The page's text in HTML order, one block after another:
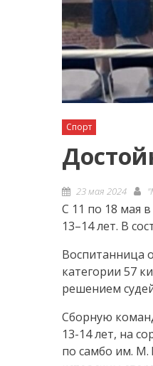
Спорт
Posted
on
23 мая 2024
С 11 по 18 мая
13–14 лет. В
Воспитанница
категории 57
решением
Сборную
13-14 лет, на
по самбо им. М.